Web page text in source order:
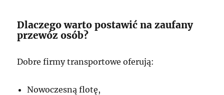
Dlaczego warto postawić na zaufany
przewóz osób?
Dobre firmy transportowe oferują:
Nowoczesną flotę,